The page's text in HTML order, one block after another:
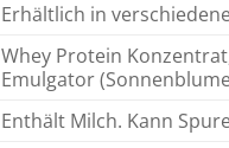
Erhältlich in
Whey Protein
Emulgator
Enthält Milch. Kann